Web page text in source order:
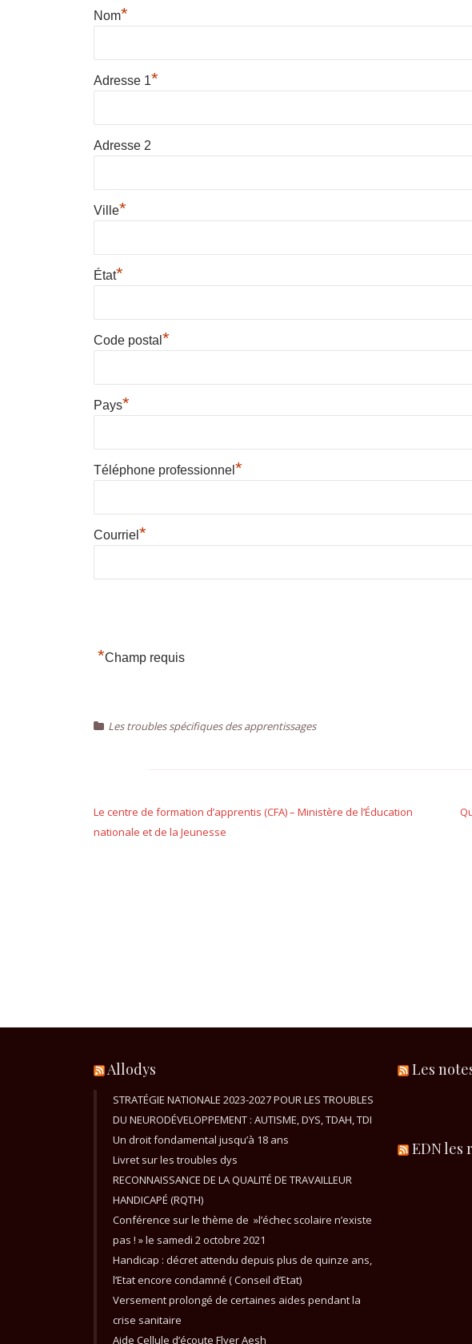
Nom*
Adresse 1*
Adresse 2
Ville*
État*
Code postal *
Pays*
Téléphone professionnel *
Courriel *
*Champ requis
Les troubles spécifiques des apprentissages
de
l’article
Le centre de formation d’apprentis (CFA) – Ministère de l’Éducation
nationale et de la Jeunesse
Allodys
STRATÉGIE NATIONALE 2023-2027 POUR LES TROUBLES
DU NEURODÉVELOPPEMENT : AUTISME, DYS, TDAH, TDI
Un droit fondamental jusqu’à 18 ans
Livret sur les troubles dys
RECONNAISSANCE DE LA QUALITÉ DE TRAVAILLEUR
HANDICAPÉ (RQTH)
Conférence sur le thème de »l’échec scolaire n’existe
pas ! » le samedi 2 octobre 2021
Handicap : décret attendu depuis plus de quinze ans,
l’Etat encore condamné ( Conseil d’Etat)
Versement prolongé de certaines aides pendant la
crise sanitaire
Aide Cellule d’écoute Flyer Aesh
Les
EDN les